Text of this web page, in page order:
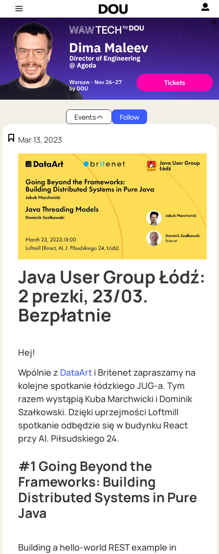
Events Follow
Mar 13, 2023
Java User Group Łódź:
2 prezki, 23/03.
Bezpłatnie
Hej!
Wpólnie z DataArt i Britenet zapraszamy na
kolejne spotkanie łódzkiego JUG-a. Tym
razem wystąpią Kuba Marchwicki i Dominik
Szałkowski. Dzięki uprzejmości Loftmill
spotkanie odbędzie się w budynku React
przy Al. Piłsudskiego 24.
#1 Going Beyond the
Frameworks: Building
Distributed Systems in Pure
Java
Building a hello-world REST example in